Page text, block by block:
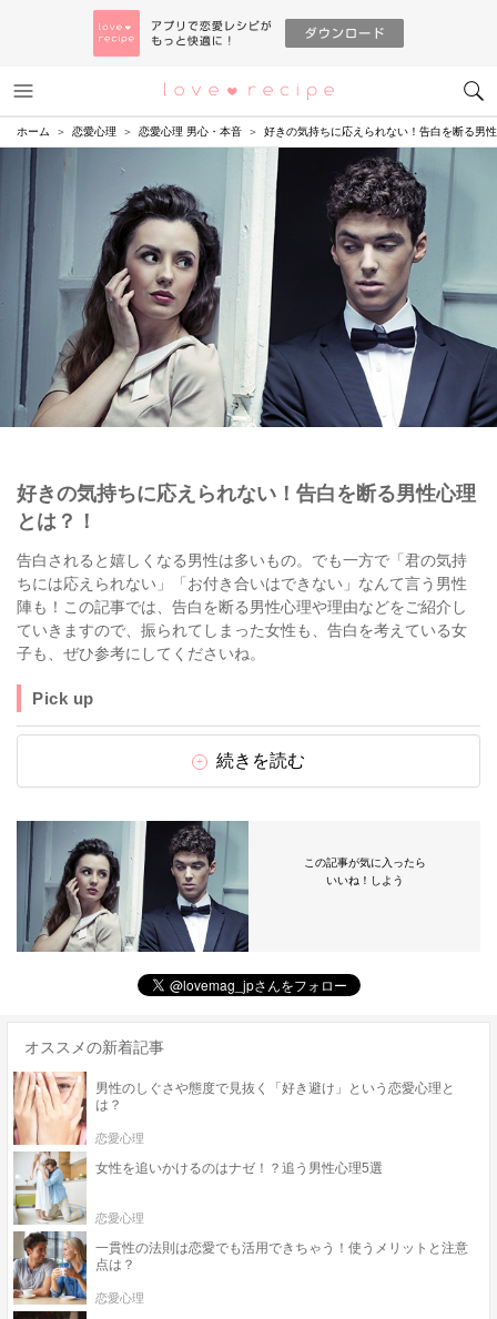
恋愛レシピ
ホーム 恋愛心理 恋愛心理 男心・本音 好きの気持ちに応えられない！告白を断る男
好きの気持ちに応えられない！告白を断る男性心理
とは？！
告白されると嬉しくなる男性は多いもの。でも一方で「君の気持
ちには応えられない」「お付き合いはできない」なんて言う男性
陣も！この記事では、告白を断る男性心理や理由などをご紹介し
ていきますので、振られてしまった女性も、告白を考えている女
子も、ぜひ参考にしてくださいね。
Pick up
続きを読む
この記事が気に入ったら
いいね！しよう
オススメの新着記事
男性のしぐさや態度で見抜く「好き避け」という恋愛心理と
は？
恋愛心理
女性を追いかけるのはナゼ！？追う男性心理5選
恋愛心理
一貫性の法則は恋愛でも活用できちゃう！使うメリットと注意
点は？
恋愛心理